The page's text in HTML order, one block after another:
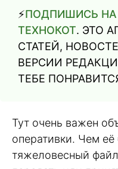
⚡️ПОДПИШИСЬ НА
ТЕХНОКОТ. ЭТО
СТАТЕЙ,
ВЕРСИИ РЕДАКЦИИ
ТЕБЕ
Тут очень важен
оперативки. Чем
тяжеловесный